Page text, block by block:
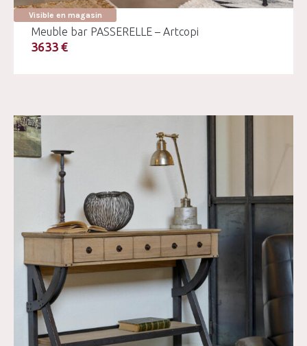
Visible en magasin
Meuble bar PASSERELLE – Artcopi
3633 €